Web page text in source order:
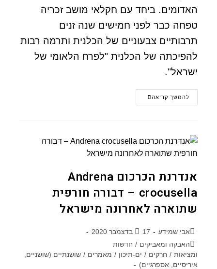
האדומים. ביחד עם חקלאי מושב זכריה
טפחה כבר לפני חמישים שנה זנים
תרבותיים צבעוניים של הכלנית ותרמה רבות
להפיכתה של הכלנית "לפרח הלאומי של
ישראל".
להמשך קריאה
אנדרנת הכרכום Andrena
crocusella – דבורה חורפית
שתוארה לאחרונה מישראל
אבי שמידע
17 בדצמבר 2020
האבקה ומאביקים / חדשות
ומציאות / חרקים / ים-תיכון / מאמרים / שושנתיים (שושניים,
איריסיים, אספרגיים)